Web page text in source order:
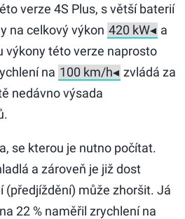
verze 4S Plus, s větší baterií
na celkový výkon
a
výkony této verze naprosto
na
zvládá za
nedávno výsada
se kterou je nutno počítat.
a zároveň je již dost
(předjíždění) může zhoršit. Já
22 % naměřil zrychlení na